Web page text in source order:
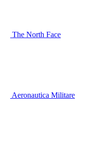
The North Face
Aeronautica Militare